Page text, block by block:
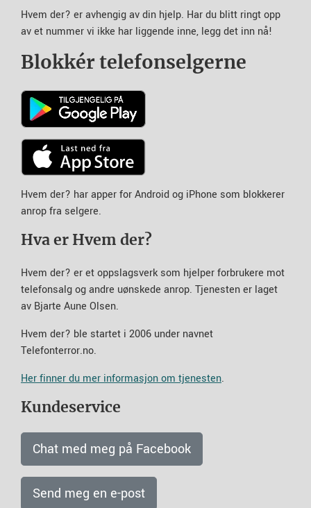
Hvem der? er avhengig av din hjelp. Har du blitt ringt opp
av et nummer vi ikke har liggende inne, legg det inn nå!
Blokkér telefonselgerne
Hvem der? har apper for Android og iPhone som blokkerer
anrop fra selgere.
Hva er Hvem der?
Hvem der? er et oppslagsverk som hjelper forbrukere mot
telefonsalg og andre uønskede anrop. Tjenesten er laget
av Bjarte Aune Olsen.
Hvem der? ble startet i 2006 under navnet
Telefonterror.no.
Her finner du mer informasjon om tjenesten.
Kundeservice
Chat med meg på Facebook
Send meg en e-post